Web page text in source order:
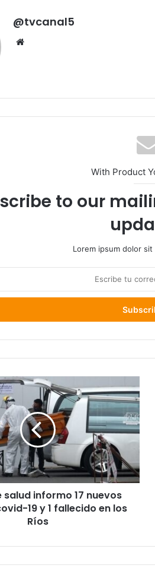
@tvcanal5
With Product
to our
Lorem ipsum dolor
salud informo 17 nuevos
19 y 1 fallecido en los
Ríos